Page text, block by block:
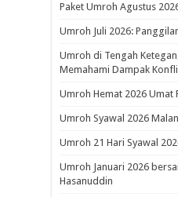
Paket Umroh Agustus
Umroh Juli 2026:
Umroh di Tengah
Memahami Dampak
Umroh Hemat 2026 Umat
Umroh Syawal 2026
Umroh 21 Hari Syawal
Umroh Januari 2026
Hasanuddin